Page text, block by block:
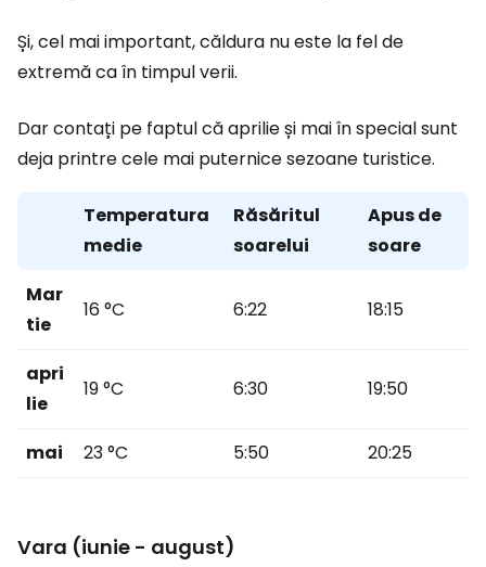
Și, cel mai important, căldura nu este la fel de
extremă ca în timpul verii.
Dar contați pe faptul că aprilie și mai în special sunt
deja printre cele mai puternice sezoane turistice.
Temperatura
medie
Răsăritul
soarelui
Apus de
soare
Mar
tie
16 °C 6:22 18:15
apri
lie
19 °C 6:30 19:50
mai 23 °C 5:50 20:25
Vara (iunie - august)